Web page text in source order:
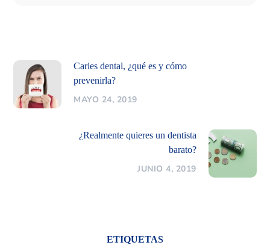
Caries dental, ¿qué es y cómo
prevenirla?
MAYO 24, 2019
¿Realmente quieres un dentista
barato?
JUNIO 4, 2019
ETIQUETAS